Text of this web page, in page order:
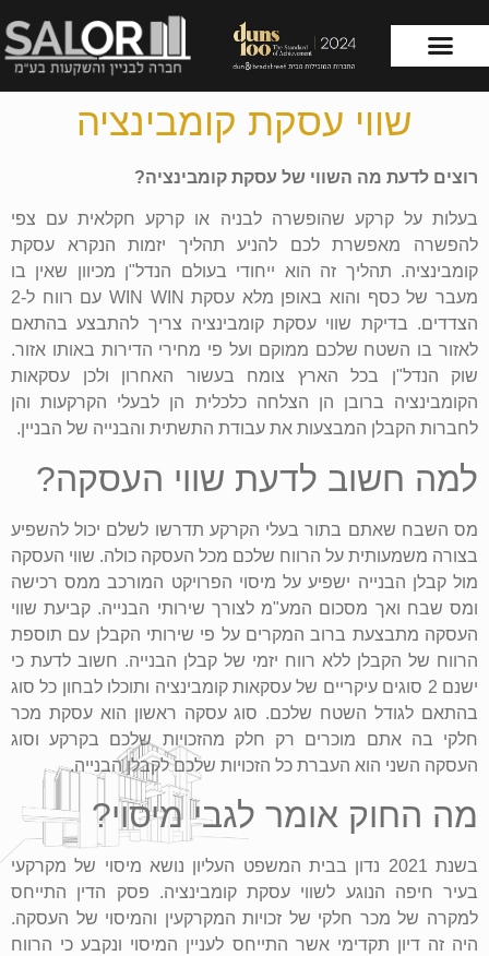
שווי עסקת קומבינציה
רוצים לדעת מה השווי של עסקת קומבינציה?
בעלות על קרקע שהופשרה לבניה או קרקע חקלאית עם צפי
להפשרה מאפשרת לכם להניע תהליך יזמות הנקרא עסקת
קומבינציה. תהליך זה הוא ייחודי בעולם הנדל"ן מכיוון שאין בו
מעבר של כסף והוא באופן מלא עסקת WIN WIN
עם רווח ל-2
הצדדים. בדיקת שווי עסקת קומבינציה צריך להתבצע בהתאם
לאזור בו השטח שלכם ממוקם ועל פי מחירי הדירות באותו אזור.
שוק הנדל"ן בכל הארץ צומח בעשור האחרון ולכן עסקאות
הקומבינציה ברובן הן הצלחה כלכלית הן לבעלי הקרקעות והן
לחברות הקבלן המבצעות את עבודת התשתית והבנייה של הבניין.
למה חשוב לדעת שווי העסקה?
מס השבח שאתם בתור בעלי הקרקע תדרשו לשלם יכול להשפיע
בצורה משמעותית על הרווח שלכם מכל העסקה כולה. שווי העסקה
מול קבלן הבנייה ישפיע על מיסוי הפרויקט המורכב ממס רכישה
ומס שבח ואך מסכום המע"מ לצורך שירותי הבנייה. קביעת שווי
העסקה מתבצעת ברוב המקרים על פי שירותי הקבלן עם תוספת
הרווח של הקבלן ללא רווח יזמי של קבלן הבנייה. חשוב לדעת כי
ישנם 2 סוגים עיקריים של עסקאות קומבינציה ותוכלו לבחון כל סוג
בהתאם לגודל השטח שלכם. סוג עסקה ראשון הוא עסקת מכר
חלקי בה אתם מוכרים רק חלק מהזכויות שלכם בקרקע וסוג
העסקה השני הוא העברת כל הזכויות שלכם לקבלן הבנייה.
מה החוק אומר לגבי מיסוי?
בשנת 2021 נדון בבית המשפט העליון נושא מיסוי של מקרקעי
בעיר חיפה הנוגע לשווי עסקת קומבינציה. פסק הדין התייחס
למקרה של מכר חלקי של זכויות המקרקעין והמיסוי של העסקה.
היה זה דיון תקדימי אשר התייחס לעניין המיסוי ונקבע כי הרווח